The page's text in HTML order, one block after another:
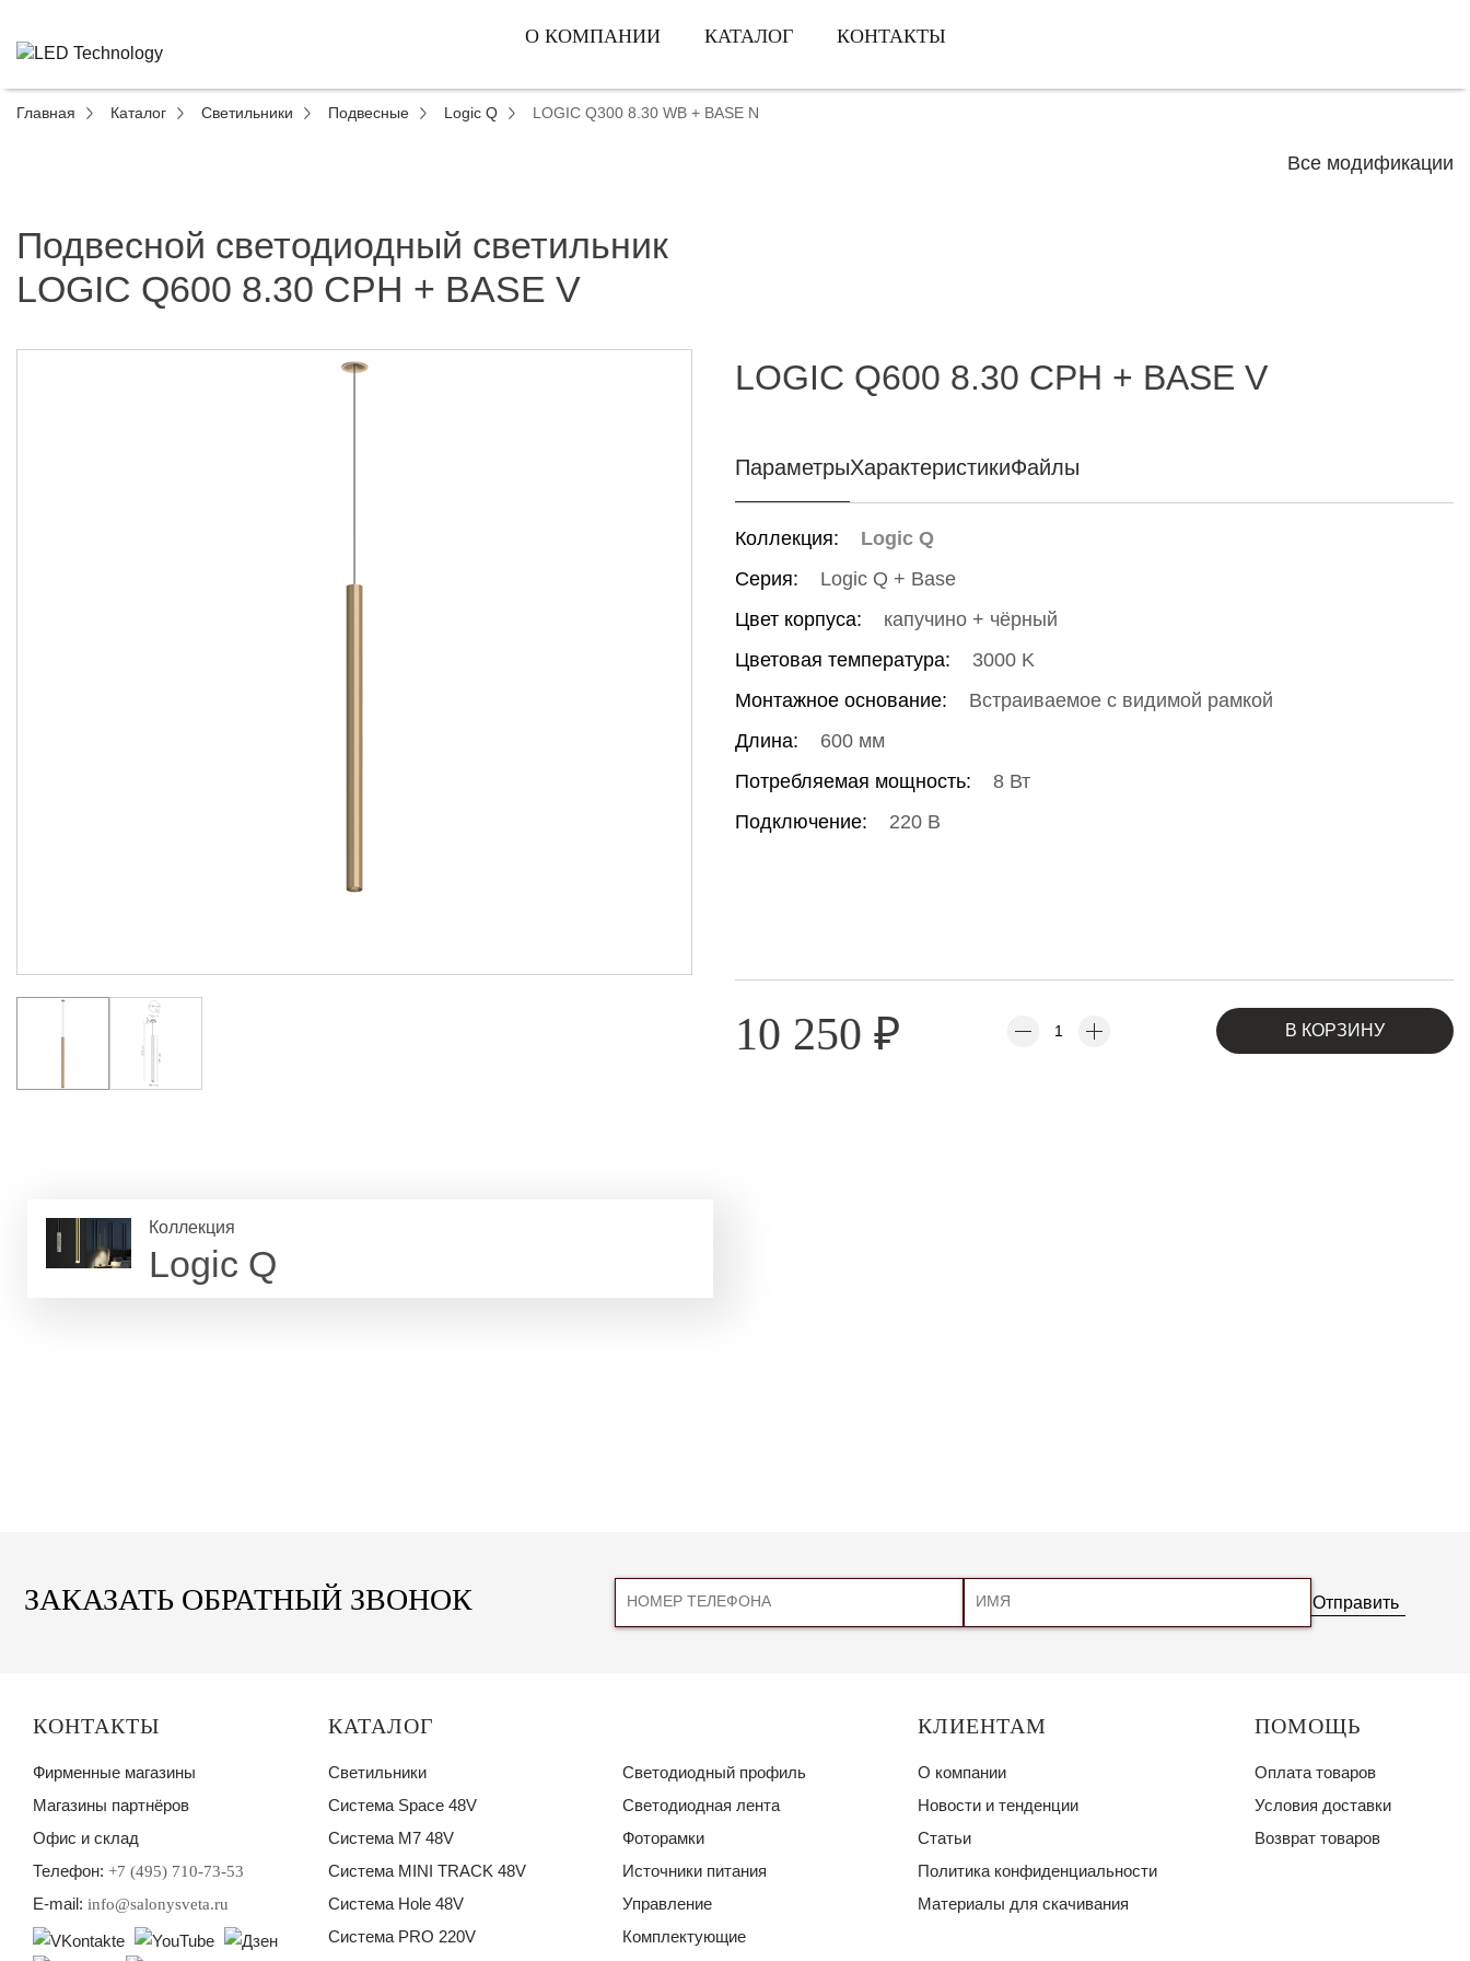
О КОМПАНИИ КАТАЛОГ КОНТАКТЫ
Главная Каталог Светильники Подвесные Logic Q LOGIC Q300 8.30 WB + BASE N
Все модификации
Подвесной светодиодный светильник
LOGIC Q600 8.30 CPH + BASE V
LOGIC Q600 8.30 CPH + BASE V
ПараметрыХарактеристикиФайлы
Коллекция:
Logic Q
Серия:
Logic Q + Base
Цвет корпуса:
капучино + чёрный
Цветовая температура:
3000 K
Монтажное основание:
Встраиваемое с видимой рамкой
Длина:
600 мм
Потребляемая мощность:
8 Вт
Подключение:
220 В
10 250 ₽ В КОРЗИНУ
Коллекция
Logic Q
ЗАКАЗАТЬ ОБРАТНЫЙ ЗВОНОК Отправить
КАТАЛОГ
Светильники
Система Space 48V
Система M7 48V
Система MINI TRACK 48V
Система Hole 48V
Система PRO 220V
Светодиодный профиль
Светодиодная лента
Фоторамки
Источники питания
Управление
Комплектующие
КЛИЕНТАМ
О компании
Новости и тенденции
Статьи
Политика конфиденциальности
Материалы для скачивания
ПОМОЩЬ
Оплата товаров
Условия доставки
Возврат товаров
КОНТАКТЫ
Фирменные магазины
Магазины партнёров
Офис и склад
Телефон: +7 (495) 710-73-53
E-mail: info@salonysveta.ru